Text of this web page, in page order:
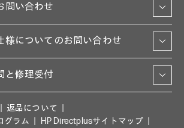
問い合わせ
様についてのお問い合わせ
と修理受付
返品について
グラム
HP Directplusサイトマップ